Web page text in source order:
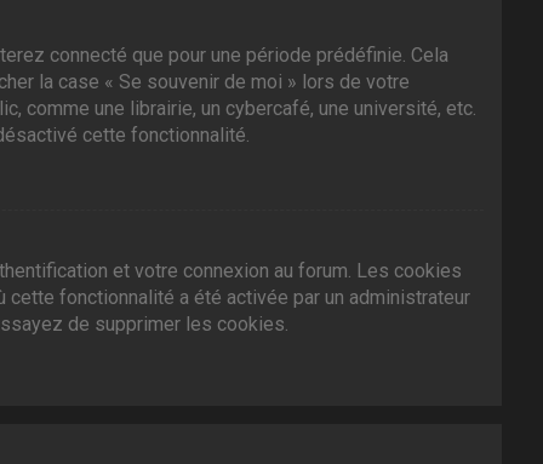
connecté que pour une période prédéfinie. Cela
la case « Se souvenir de moi » lors de votre
comme une librairie, un cybercafé, une université, etc.
cette fonctionnalité.
et votre connexion au forum. Les cookies
fonctionnalité a été activée par un administrateur
de supprimer les cookies.